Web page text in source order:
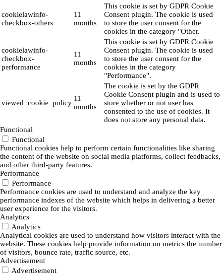
cookielawinfo-
checkbox-others
11
months
This cookie is set by GDPR Cookie
Consent plugin. The cookie is used
to store the user consent for the
cookies in the category "Other.
cookielawinfo-
checkbox-
performance
11
months
This cookie is set by GDPR Cookie
Consent plugin. The cookie is used
to store the user consent for the
cookies in the category
"Performance".
viewed_cookie_policy
11
months
The cookie is set by the GDPR
Cookie Consent plugin and is used to
store whether or not user has
consented to the use of cookies. It
does not store any personal data.
Functional
Functional
Functional cookies help to perform certain functionalities like sharing
the content of the website on social media platforms, collect feedbacks,
and other third-party features.
Performance
Performance
Performance cookies are used to understand and analyze the key
performance indexes of the website which helps in delivering a better
user experience for the visitors.
Analytics
Analytics
Analytical cookies are used to understand how visitors interact with the
website. These cookies help provide information on metrics the number
of visitors, bounce rate, traffic source, etc.
Advertisement
Advertisement